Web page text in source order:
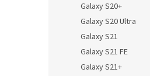
Galaxy S20+
Galaxy S20 Ultra
Galaxy S21
Galaxy S21 FE
Galaxy S21+